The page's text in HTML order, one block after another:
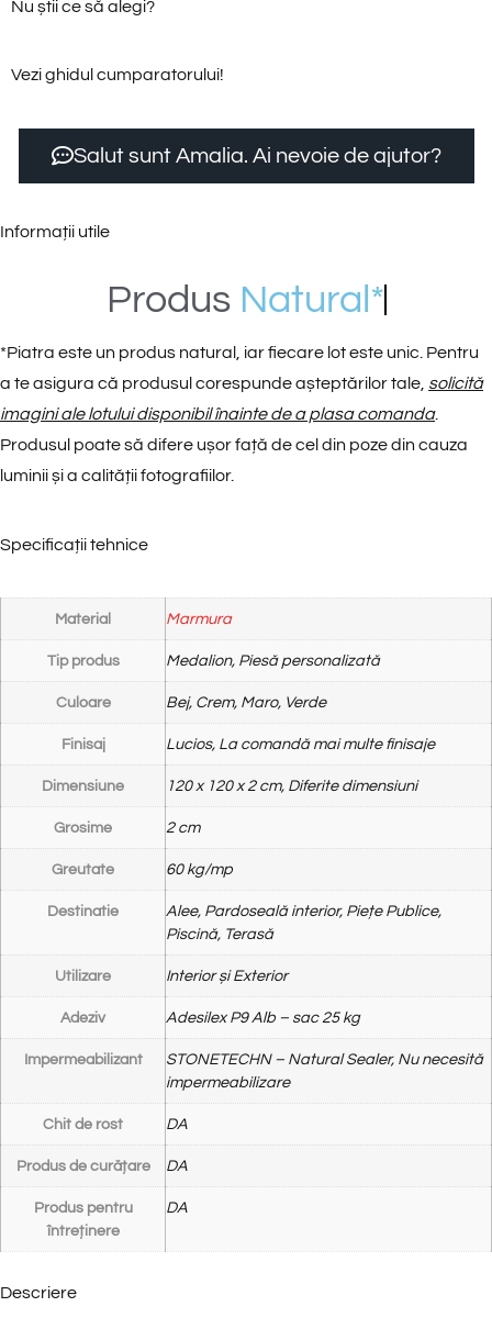
Nu știi ce să alegi?
Vezi ghidul cumparatorului!
Salut sunt Amalia. Ai nevoie de ajutor?
Informații utile
Produs Natura *
*Piatra este un produs natural, iar fiecare lot este unic. Pentru
a te asigura că produsul corespunde așteptărilor tale, solicită
imagini ale lotului disponibil înainte de a plasa comanda.
Produsul poate să difere ușor față de cel din poze din cauza
luminii și a calității fotografiilor.
Specificații tehnice
Material Marmura
Tip produs Medalion, Piesă personalizată
Culoare Bej, Crem, Maro, Verde
Finisaj Lucios, La comandă mai multe finisaje
Dimensiune 120 x 120 x 2 cm, Diferite dimensiuni
Grosime 2 cm
Greutate 60 kg/mp
Destinatie
Alee, Pardoseală interior, Piețe Publice,
Piscină, Terasă
Utilizare Interior și Exterior
Adeziv Adesilex P9 Alb – sac 25 kg
Impermeabilizant
STONETECHN – Natural Sealer, Nu necesită
impermeabilizare
Chit de rost DA
Produs de curățare DA
Produs pentru
întreținere
DA
Descriere